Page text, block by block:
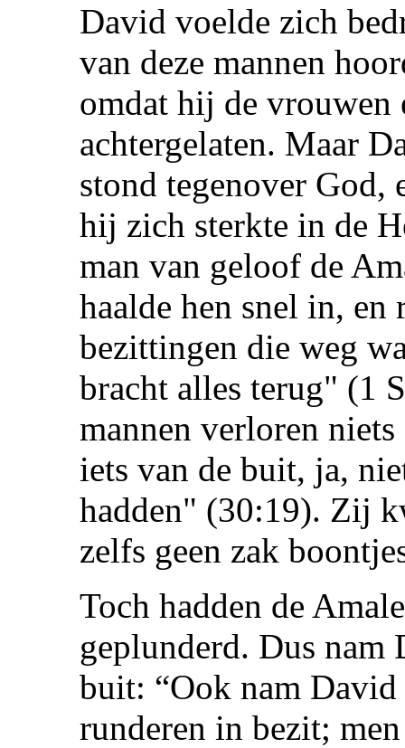
David voelde zich
van deze mannen
omdat hij de vrouwen
achtergelaten. Maar
stond tegenover God,
hij zich sterkte in de
man van geloof de
haalde hen snel in, en
bezittingen die weg
bracht alles terug" (1
mannen verloren
iets van de buit, ja,
hadden" (30:19). Zij
zelfs geen zak
Toch hadden de
geplunderd. Dus
buit: “Ook nam
runderen in bezit;